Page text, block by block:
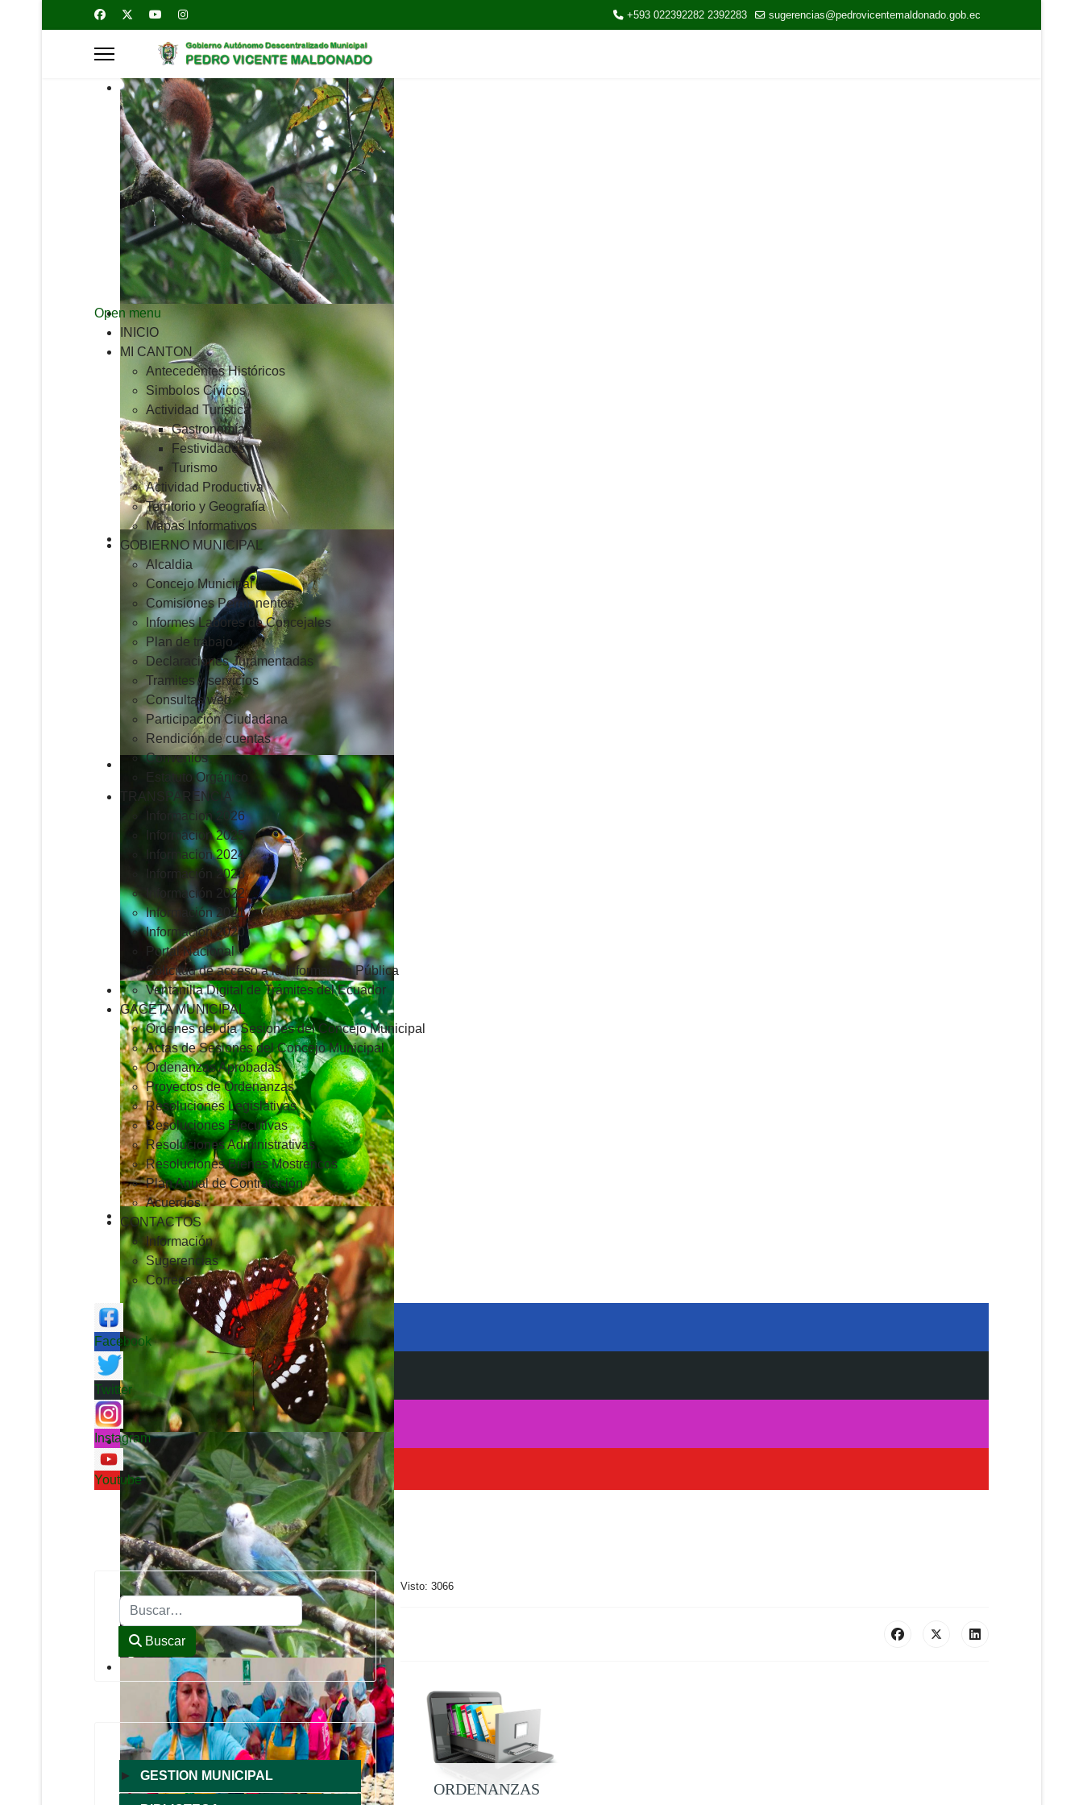
+593 022392282 2392283 sugerencias@pedrovicentemaldonado.gob.ec
Open menu
INICIO
MI CANTON
Antecedentes Históricos
Simbolos Cívicos
Actividad Turística
Gastronomía
Festividades
Turismo
Actividad Productiva
Territorio y Geografía
Mapas Informativos
GOBIERNO MUNICIPAL
Alcaldia
Concejo Municipal
Comisiones Permanentes
Informes Labores de Concejales
Plan de trabajo
Declaraciones Juramentadas
Tramites y servicios
Consultas web
Participación Ciudadana
Rendición de cuentas
Convenios
Estatuto Orgánico
TRANSPARENCIA
Informacion 2026
Informacion 2025
Informacion 2024
Información 2023
Información 2022
Información 2021
Información 2020
Portal Nacional
Solicitud de acceso a la Información Pública
Ventanilla Digital de Trámites del Ecuador
GACETA MUNICIPAL
Ordenes del día Sesiones del Concejo Municipal
Actas de Sesiones del Concejo Municipal
Ordenanzas Aprobadas
Proyectos de Ordenanzas
Resoluciones Legislativas
Resoluciones Ejecutivas
Resoluciones Administrativas
Resoluciones Bienes Mostrencos
Plan Anual de Contratación
Acuerdos
CONTACTOS
Información
Sugerencias
Correos
Facebook
Twitter
Instagram
Youtube
Buscar
Buscar
► GESTION MUNICIPAL
Visto: 3066
ORDENANZAS